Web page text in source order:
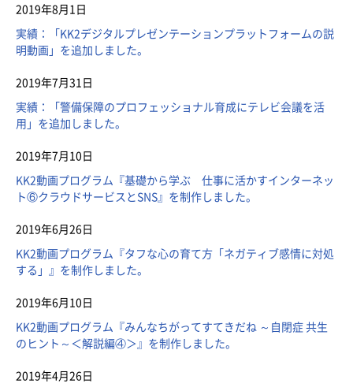
2019年8月1日
実績：「KK2デジタルプレゼンテーションプラットフォームの説
明動画」を追加しました。
2019年7月31日
実績：「警備保障のプロフェッショナル育成にテレビ会議を活
用」を追加しました。
2019年7月10日
KK2動画プログラム『基礎から学ぶ 仕事に活かすインターネッ
ト⑥クラウドサービスとSNS』を制作しました。
2019年6月26日
KK2動画プログラム『タフな心の育て方「ネガティブ感情に対処
する」』を制作しました。
2019年6月10日
KK2動画プログラム『みんなちがってすてきだね ～自閉症 共生
のヒント～＜解説編④＞』を制作しました。
2019年4月26日